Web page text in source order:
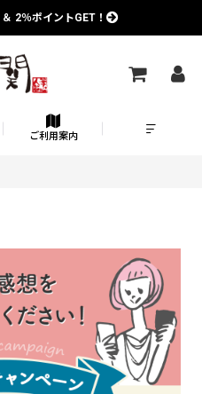
＆ 2％ポイントGET！
ご利用案内